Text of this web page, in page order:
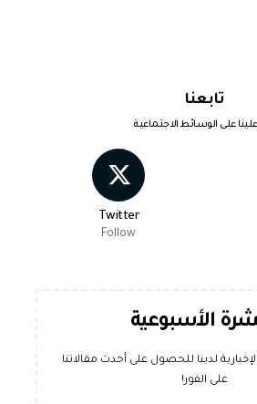
تابعنا
علينا على الوسائط الاجتماعية
Twitter
Follow
الأسبوعية
لدينا للحصول على أحدث مقالاتنا
على الفور!